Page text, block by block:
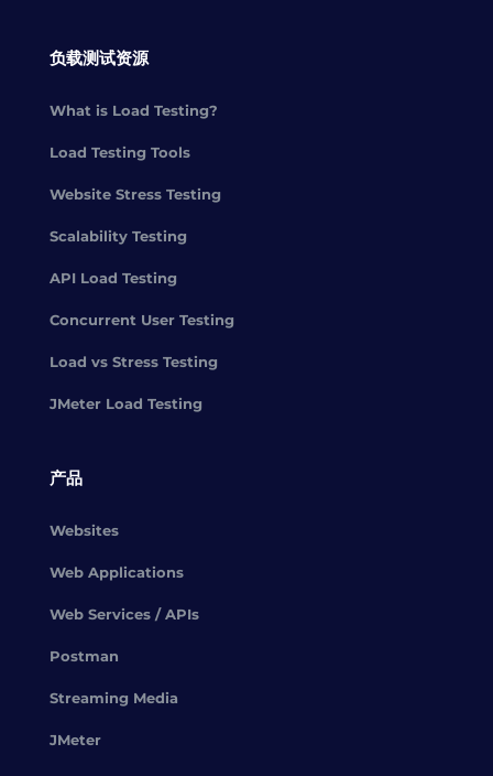
负载测试资源
What is Load Testing?
Load Testing Tools
Website Stress Testing
Scalability Testing
API Load Testing
Concurrent User Testing
Load vs Stress Testing
JMeter Load Testing
产品
Websites
Web Applications
Web Services / APIs
Postman
Streaming Media
JMeter